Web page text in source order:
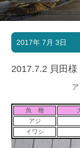
マリンクラブ
マリンライフを堪能したい
ボート免許
長年の実績と信頼！
Shop Info.
お問い合わせ
Contact us
2017年 7月 3日
2017.7.2 貝田様
魚 種
アジ
イワシ